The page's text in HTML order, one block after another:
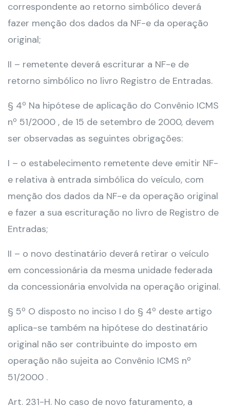
correspondente ao retorno simbólico deverá
fazer menção dos dados da NF-e da operação
original;
II – remetente deverá escriturar a NF-e de
retorno simbólico no livro Registro de Entradas.
§ 4º Na hipótese de aplicação do Convênio ICMS
nº 51/2000 , de 15 de setembro de 2000, devem
ser observadas as seguintes obrigações:
I – o estabelecimento remetente deve emitir NF-
e relativa à entrada simbólica do veículo, com
menção dos dados da NF-e da operação original
e fazer a sua escrituração no livro de Registro de
Entradas;
II – o novo destinatário deverá retirar o veículo
em concessionária da mesma unidade federada
da concessionária envolvida na operação original.
§ 5º O disposto no inciso I do § 4º deste artigo
aplica-se também na hipótese do destinatário
original não ser contribuinte do imposto em
operação não sujeita ao Convênio ICMS nº
51/2000 .
Art. 231-H. No caso de novo faturamento, a